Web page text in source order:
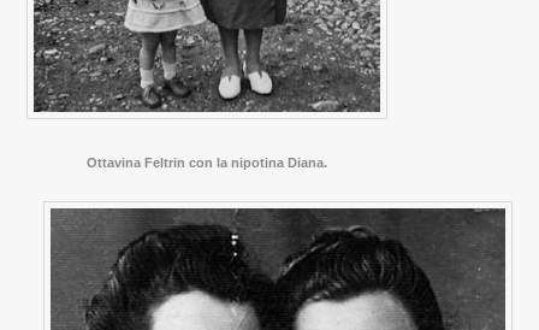
Ottavina Feltrin con la nipotina Diana.